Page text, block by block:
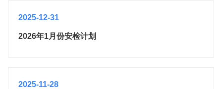
2025-12-31
2026年1月份安检计划
2025-11-28